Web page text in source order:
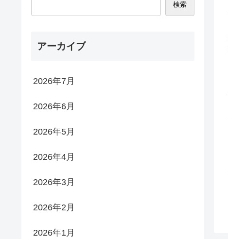
検索
アーカイブ
2026年7月
2026年6月
2026年5月
2026年4月
2026年3月
2026年2月
2026年1月